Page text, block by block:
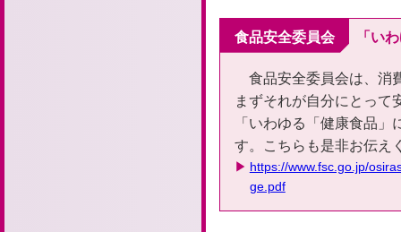
食品安全委員会 「い
食品安全委員会は、消
まずそれが自分にとって
「いわゆる「健康食品
す。こちらも是非お伝え
https://www.fsc.go.jp/
ge.pdf